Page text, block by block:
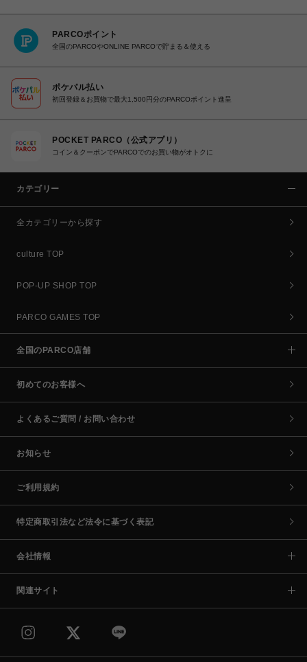
PARCOポイント
全国のPARCOやONLINE PARCOで貯まる＆使える
ポケパル払い
初回登録＆お買物で最大1,500円分のPARCOポイント進呈
POCKET PARCO（公式アプリ）
コイン＆クーポンでPARCOでのお買い物がオトクに
カテゴリー
全カテゴリーから探す
culture TOP
POP-UP SHOP TOP
PARCO GAMES TOP
全国のPARCO店舗
初めてのお客様へ
よくあるご質問 / お問い合わせ
お知らせ
ご利用規約
特定商取引法など法令に基づく表記
会社情報
関連サイト